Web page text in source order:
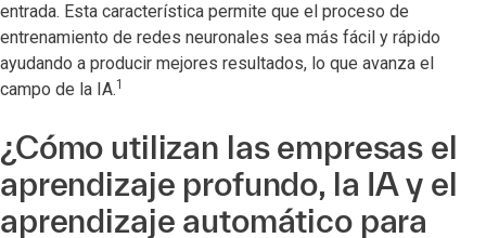
entrada. Esta característica permite que el proceso de
entrenamiento de redes neuronales sea más fácil y rápido
ayudando a producir mejores resultados, lo que avanza el
campo de la IA.1
¿Cómo utilizan las empresas el
aprendizaje profundo, la IA y el
aprendizaje automático para